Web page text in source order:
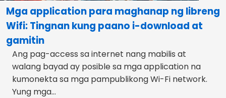
Mga application para maghanap ng libreng
Wifi: Tingnan kung paano i-download at
gamitin
Ang pag-access sa internet nang mabilis at
walang bayad ay posible sa mga application na
kumonekta sa mga pampublikong Wi-Fi network.
Yung mga...